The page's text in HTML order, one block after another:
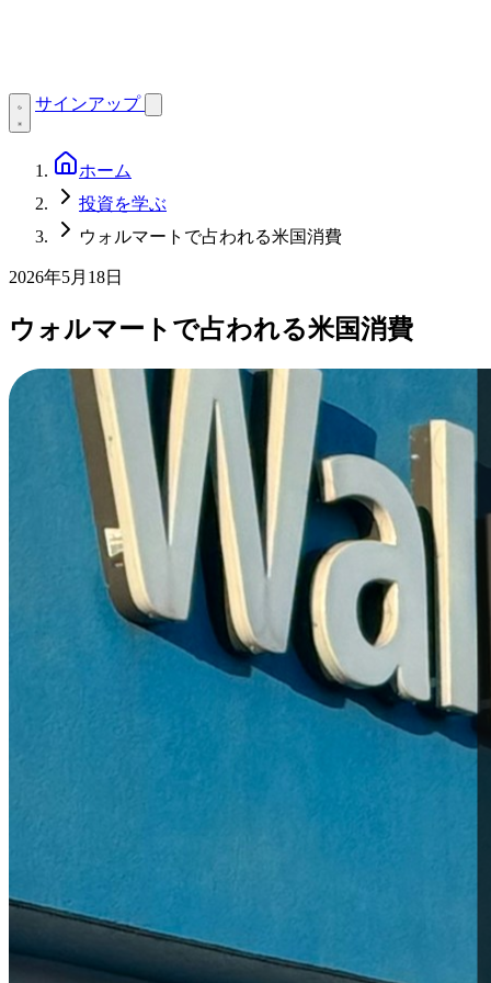
サインアップ
ホーム
投資を学ぶ
ウォルマートで占われる米国消費
2026年5月18日
ウォルマートで占われる米国消費